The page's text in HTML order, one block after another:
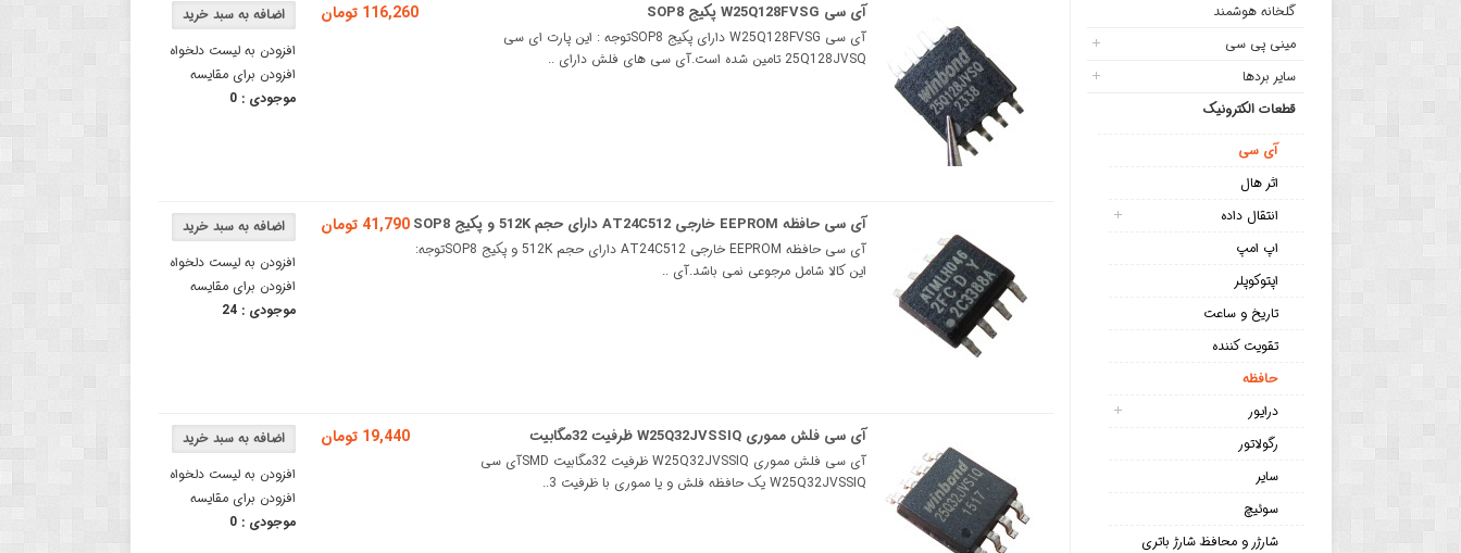
گلخانه هوشمند
مینی پی سی
سایر بردها
قطعات الکترونیک
آی سی
اثر هال
انتقال داده
اپ امپ
اپتوکوپلر
تاریخ و ساعت
تقویت کننده
حافظه
درایور
رگولاتور
سایر
سوئیچ
شارژر و محافظ شارژ باتری
افزودن به لیست دلخواه
افزودن برای مقایسه
موجودی :0
116,260 تومان آی سی W25Q128FVSG پکیج SOP8
آی سی W25Q128FVSG دارای پکیج SOP8توجه : این پارت ای سی
25Q128JVSQ تامین شده است.آی سی های فلش دارای ..
افزودن به لیست دلخواه
افزودن برای مقایسه
موجودی :24
41,790 تومان آی سی حافظه EEPROM خارجی AT24C512 دارای حجم 512K و پکیج SOP8
آی سی حافظه EEPROM خارجی AT24C512 دارای حجم 512K و پکیج SOP8توجه:
این کالا شامل مرجوعی نمی باشد.آی‌ ..
افزودن به لیست دلخواه
افزودن برای مقایسه
موجودی :0
19,440 تومان آی سی فلش مموری W25Q32JVSSIQ ظرفیت 32مگابیت
آی سی فلش مموری W25Q32JVSSIQ ظرفیت 32مگابیت SMDآی سی
W25Q32JVSSIQ یک حافظه فلش و یا مموری با ظرفیت 3..